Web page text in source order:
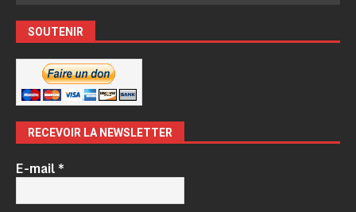
SOUTENIR
RECEVOIR LA NEWSLETTER
E-mail*